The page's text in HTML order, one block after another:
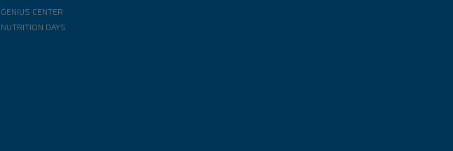
GENIUS CENTER
NUTRITION DAYS